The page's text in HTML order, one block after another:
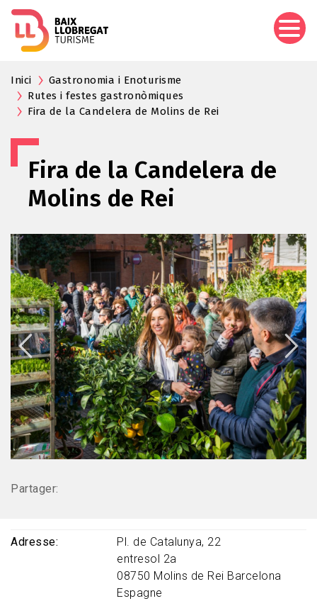
Inici
Gastronomia i Enoturisme
Rutes i festes gastronòmiques
Fira de la Candelera de Molins de Rei
Fira de la Candelera de
Molins de Rei
Partager:
Adresse
Pl. de Catalunya, 22
entresol 2a
08750 Molins de Rei Barcelona
Espagne